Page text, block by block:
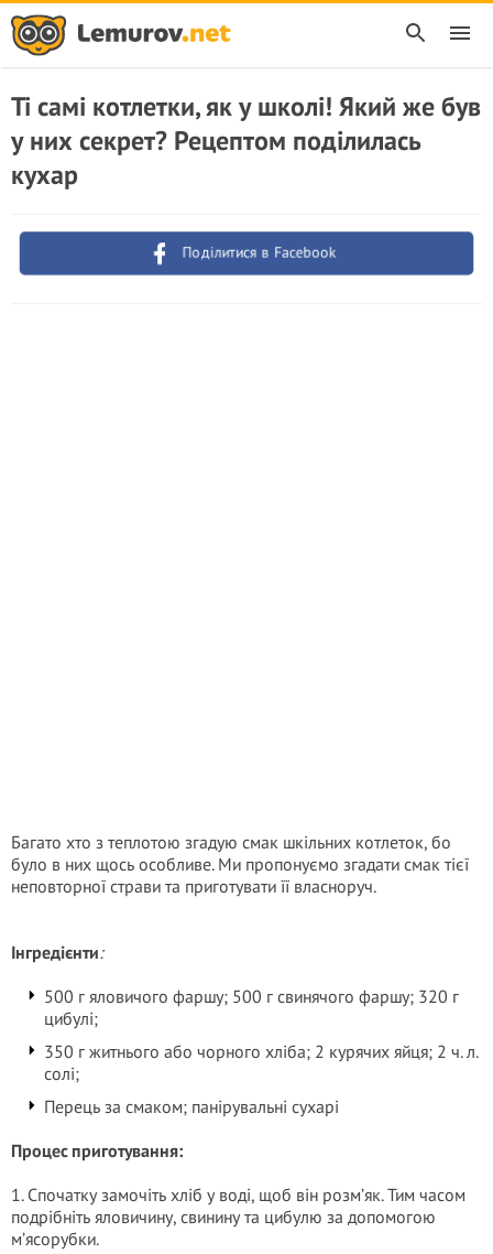
Ті самі котлетки, як у школі! Який же був
у них секрет? Рецептом поділилась
кухар
Поділитися в Facebook
Багато хто з теплотою згадую смак шкільних котлеток, бо
було в них щось особливе. Ми пропонуємо згадати смак тієї
неповторної страви та приготувати її власноруч.
Інгредієнти:
500 г яловичого фаршу; 500 г свинячого фаршу; 320 г
цибулі;
350 г житнього або чорного хліба; 2 курячих яйця; 2 ч. л.
солі;
Перець за смаком; панірувальні сухарі
Процес приготування:
1. Спочатку замочіть хліб у воді, щоб він розм’як. Тим часом
подрібніть яловичину, свинину та цибулю за допомогою
м’ясорубки.